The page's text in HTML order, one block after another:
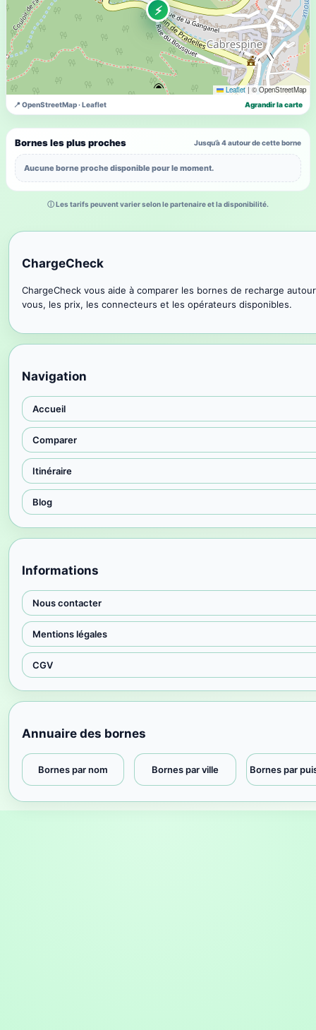
⚡
Leaflet | © OpenStreetMap
📍 OpenStreetMap · Leaflet Agrandir la carte
Bornes les plus proches Jusqu’à 4 autour de cette borne
Aucune borne proche disponible pour le moment.
ⓘ Les tarifs peuvent varier selon le partenaire et la disponibilité.
ChargeCheck
ChargeCheck vous aide à comparer les bornes de recharge
vous, les prix, les connecteurs et les opérateurs disponibles.
Navigation
Accueil
Comparer
Itinéraire
Blog
Informations
Nous contacter
Mentions légales
CGV
Annuaire des bornes
Bornes par nom Bornes par ville Bornes par